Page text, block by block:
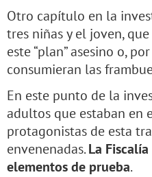
Otro capítulo en la
tres niñas y el joven,
este “plan” asesino o,
consumieran las
En este punto de la
adultos que estaban en
protagonistas de esta
envenenadas.La
elementos de prueba.